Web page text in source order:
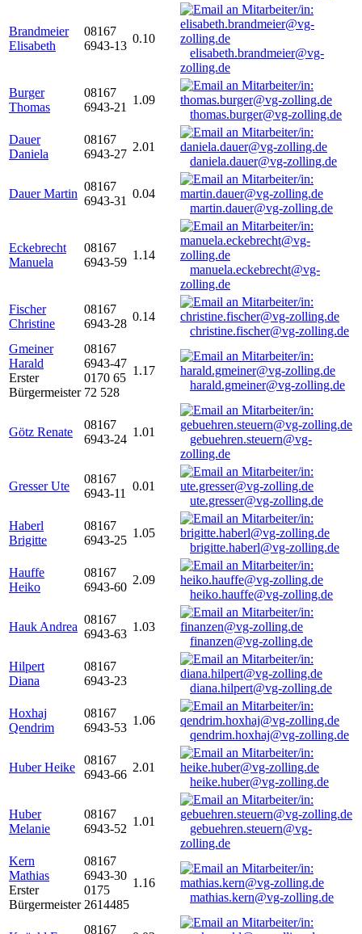
Brandmeier
Elisabeth
08167
6943-13
0.10
elisabeth.brandmeier@vg-
zolling.de
Burger
Thomas
08167
6943-21
1.09
thomas.burger@vg-zolling.de
Dauer
Daniela
08167
6943-27
2.01
daniela.dauer@vg-zolling.de
Dauer Martin
08167
6943-31
0.04
martin.dauer@vg-zolling.de
Eckebrecht
Manuela
08167
6943-59
1.14
manuela.eckebrecht@vg-
zolling.de
Fischer
Christine
08167
6943-28
0.14
christine.fischer@vg-zolling.de
Gmeiner
Harald
Erster
Bürgermeister
08167
6943-47
0170 65
72 528
1.17
harald.gmeiner@vg-zolling.de
Götz Renate
08167
6943-24
1.01
gebuehren.steuern@vg-
zolling.de
Gresser Ute
08167
6943-11
0.01
ute.gresser@vg-zolling.de
Haberl
Brigitte
08167
6943-25
1.05
brigitte.haberl@vg-zolling.de
Hauffe
Heiko
08167
6943-60
2.09
heiko.hauffe@vg-zolling.de
Hauk Andrea
08167
6943-63
1.03
finanzen@vg-zolling.de
Hilpert
Diana
08167
6943-23
diana.hilpert@vg-zolling.de
Hoxhaj
Qendrim
08167
6943-53
1.06
qendrim.hoxhaj@vg-zolling.de
Huber Heike
08167
6943-66
2.01
heike.huber@vg-zolling.de
Huber
Melanie
08167
6943-52
1.01
gebuehren.steuern@vg-
zolling.de
Kern
Mathias
Erster
Bürgermeister
08167
6943-30
0175
2614485
1.16
mathias.kern@vg-zolling.de
08167